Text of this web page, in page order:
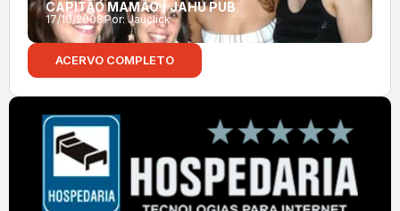
CAPITÃO MAMÃO | JAHU PUB
17/10/2008Por:Jauclick
ACERVO COMPLETO